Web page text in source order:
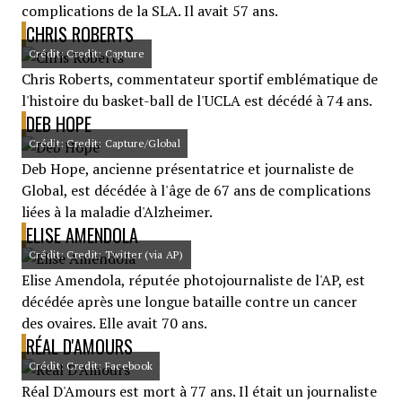
complications de la SLA. Il avait 57 ans.
CHRIS ROBERTS
Crédit: Credit: Capture
Chris Roberts, commentateur sportif emblématique de
l'histoire du basket-ball de l'UCLA est décédé à 74 ans.
DEB HOPE
Crédit: Credit: Capture/Global
Deb Hope, ancienne présentatrice et journaliste de
Global, est décédée à l'âge de 67 ans de complications
liées à la maladie d'Alzheimer.
ELISE AMENDOLA
Crédit: Credit: Twitter (via AP)
Elise Amendola, réputée photojournaliste de l'AP, est
décédée après une longue bataille contre un cancer
des ovaires. Elle avait 70 ans.
RÉAL D'AMOURS
Crédit: Credit: Facebook
Réal D'Amours est mort à 77 ans. Il était un journaliste